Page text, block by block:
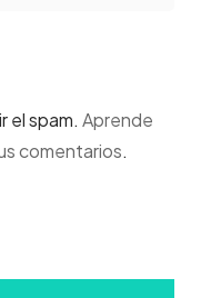
el spam. Aprende
comentarios.